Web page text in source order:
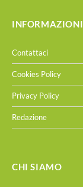
INFORMAZIONI
Contattaci
Cookies Policy
Privacy Policy
Redazione
CHI SIAMO